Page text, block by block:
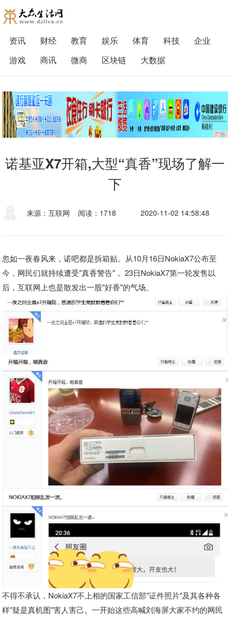
资讯 财经 教育 娱乐 体育 科技
企业
游戏
商讯 微商 区块链 大数据
广告
诺基亚X7开箱,大型“真香”现场了解一
下
来源：互联网 阅读：1718 2020-11-02 14:58:48
忽如一夜春风来，诺吧都是拆箱贴。从10月16日NokiaX7公布至
今，网民们就持续遭受"真香警告"， 23日NokiaX7第一轮发售以
后，互联网上也是散发出一股"好香"的气场。
不得不承认，NokiaX7不上相的国家工信部"证件照片"及其各种各
样"疑是真机图"害人害己。一开始这些高喊刘海屏大家不约的网民